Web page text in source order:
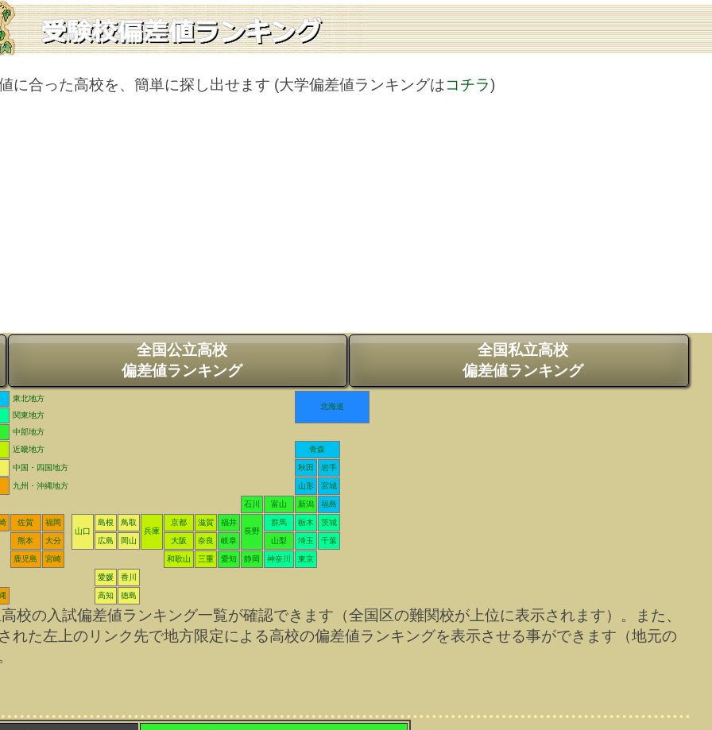
に合った高校を、簡単に探し出せます (大学偏差値ランキングはコチラ)
全国公立高校
偏差値ランキング
全国私立高校
偏差値ランキング
東北地方
北海道
関東地方
中部地方
近畿地方
青森
中国・四国地方 秋田 岩手
九州・沖縄地方 山形 宮城
石川 富山 新潟 福島
佐賀
福岡
山口
島根
鳥取
兵庫
京都 滋賀
福井
長野
群馬 栃木 茨城
熊本 大分 広島 岡山 大阪 奈良 岐阜 山梨 埼玉 千葉
鹿児島 宮崎 和歌山 三重 愛知 静岡 神奈川 東京
愛媛 香川
高知 徳島
の入試偏差値ランキング一覧が確認できます（全国区の難関校が上位に表示されます）。また、
れた左上のリンク先で地方限定による高校の偏差値ランキングを表示させる事ができます（地元の